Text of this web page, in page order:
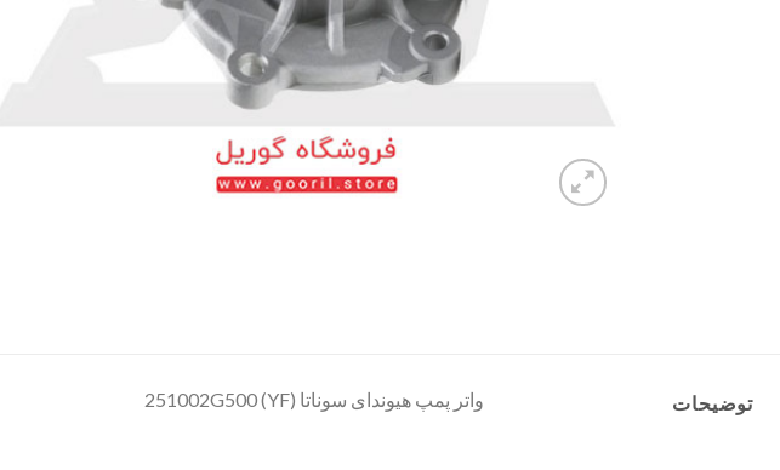
توضیحات واتر پمپ هیوندای سوناتا (YF) 251002G500